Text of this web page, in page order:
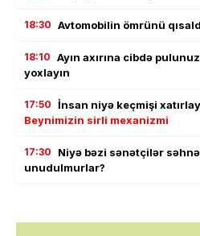
18:30 Avtomobilin ömrünü
18:10 Ayın axırına cibdə
yoxlayın
17:50 İnsan niyə keçmişi
Beynimizin sirli mexanizmi
17:30
Niyə bəzi sənətçilər
unudulmurlar?